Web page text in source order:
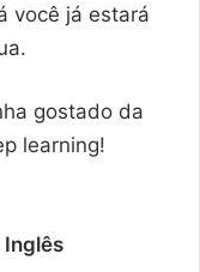
você já estará
gostado da
learning!
Inglês